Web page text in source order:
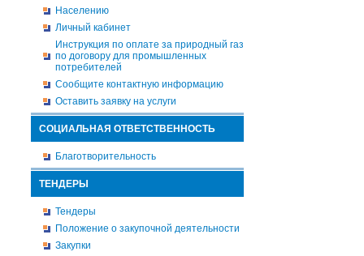
Населению
Личный кабинет
Инструкция по оплате за природный газ
по договору для промышленных
потребителей
Сообщите контактную информацию
Оставить заявку на услуги
СОЦИАЛЬНАЯ ОТВЕТСТВЕННОСТЬ
Благотворительность
ТЕНДЕРЫ
Тендеры
Положение о закупочной деятельности
Закупки